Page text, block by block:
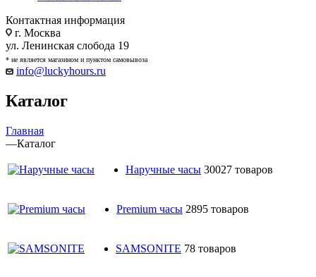
Контактная информация
г. Москва
ул. Ленинская слобода 19
* не является магазином и пунктом самовывоза
info@luckyhours.ru
Каталог
Главная
—Каталог
Наручные часы 30027 товаров
Premium часы 2895 товаров
SAMSONITE 78 товаров